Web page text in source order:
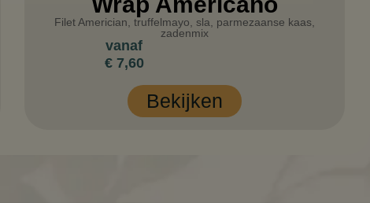
Filet Americian, truffelmayo, sla, parmezaanse kaas,
zadenmix
vanaf
€7,60
Bekijken